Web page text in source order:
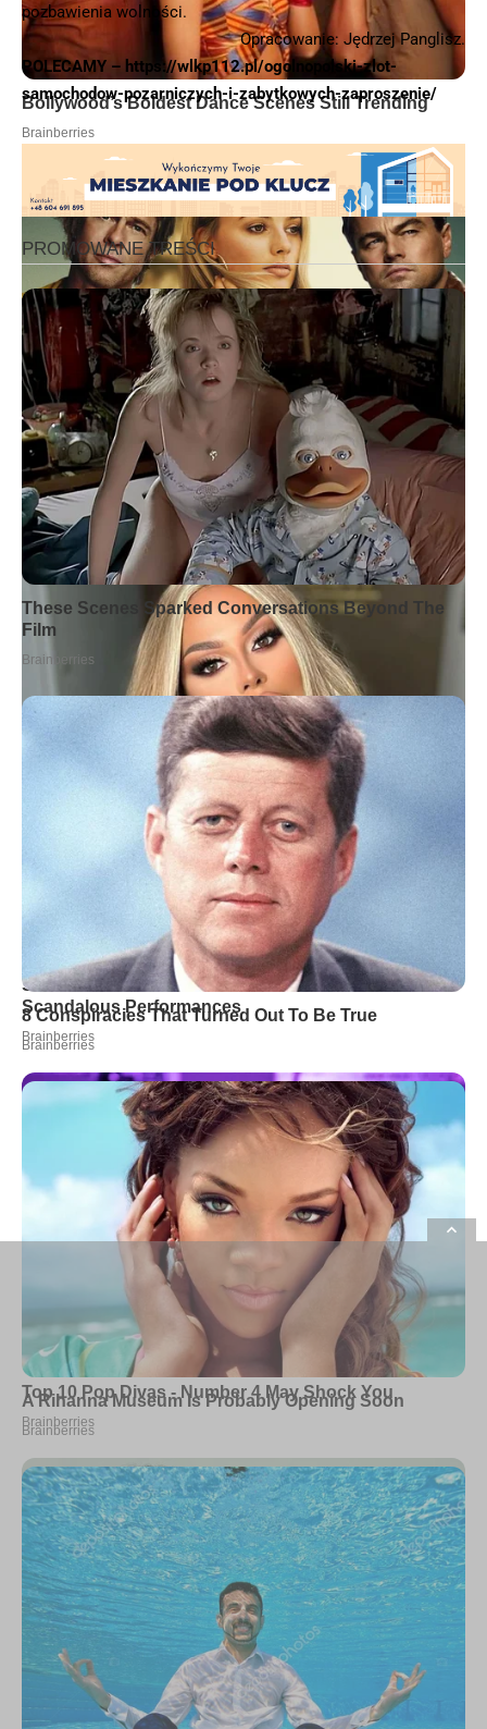
pozbawienia wolności.
Opracowanie: Jędrzej Panglisz.
POLECAMY – https://wlkp112.pl/ogolnopolski-zlot-
samochodow-pozarniczych-i-zabytkowych-zaproszenie/